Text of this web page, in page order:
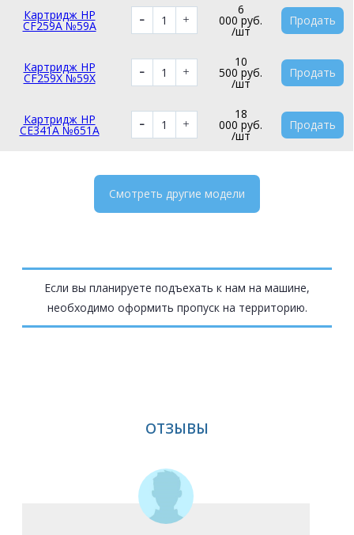
Картридж HP
CF259A №59A
6
000 руб.
/шт
Продать
Картридж HP
CF259X №59X
10
500 руб.
/шт
Продать
Картридж HP
CE341A №651A
18
000 руб.
/шт
Продать
Смотреть другие модели
Если вы планируете подъехать к нам на машине,
необходимо оформить пропуск на территорию.
ОТЗЫВЫ